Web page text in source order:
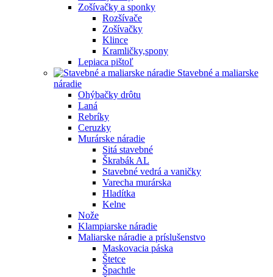
Zošívačky a sponky
Rozšívače
Zošívačky
Klince
Kramličky,spony
Lepiaca pištoľ
Stavebné a maliarske
náradie
Ohýbačky drôtu
Laná
Rebríky
Ceruzky
Murárske náradie
Sitá stavebné
Škrabák AL
Stavebné vedrá a vaničky
Varecha murárska
Hladítka
Kelne
Nože
Klampiarske náradie
Maliarske náradie a príslušenstvo
Maskovacia páska
Štetce
Špachtle